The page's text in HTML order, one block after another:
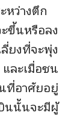
หว่างตึก
ขึ้นหรือลง
ยงที่จะพุ่ง
ละเมื่อชน
ที่อาศัยอยู่
นนั้นจะมีผู้